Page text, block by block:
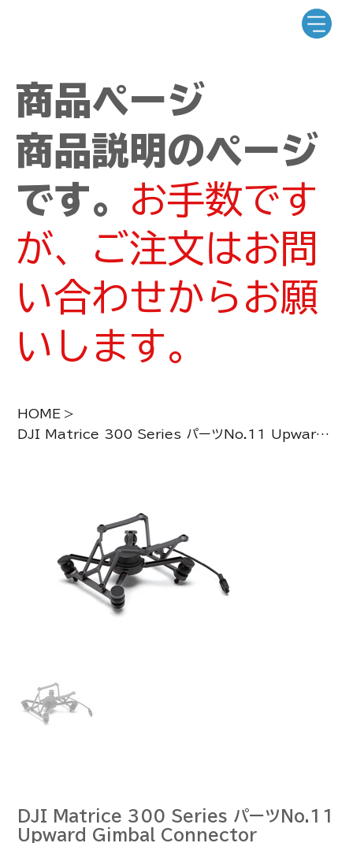
商品ページ
商品説明のページ
です。 お手数です
が、ご注文はお問
い合わせからお願
いします。
HOME >
DJI Matrice 300 Series パーツNo.11 Upward Gimbal Connector
DJI Matrice 300 Series パーツNo.11
Upward Gimbal Connector